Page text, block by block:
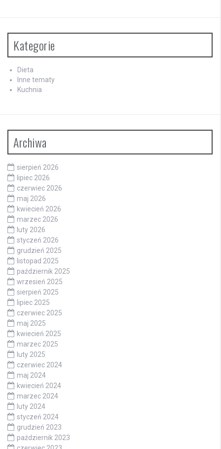
Kategorie
Dieta
Inne tematy
Kuchnia
Archiwa
sierpień 2026
lipiec 2026
czerwiec 2026
maj 2026
kwiecień 2026
marzec 2026
luty 2026
styczeń 2026
grudzień 2025
listopad 2025
październik 2025
wrzesień 2025
sierpień 2025
lipiec 2025
czerwiec 2025
maj 2025
kwiecień 2025
marzec 2025
luty 2025
czerwiec 2024
maj 2024
kwiecień 2024
marzec 2024
luty 2024
styczeń 2024
grudzień 2023
październik 2023